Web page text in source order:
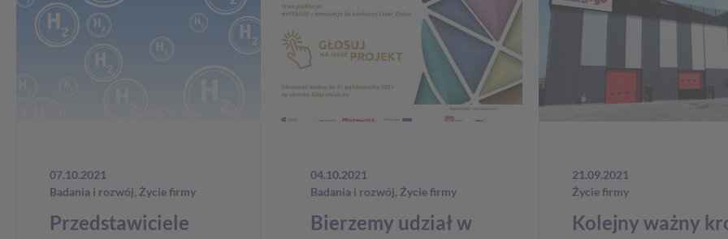
07.10.2021
Badania i rozwój,Życie firmy
Przedstawiciele
04.10.2021
Badania i rozwój,Życie firmy
Bierzemy udział w
21.09.2021
Życie firmy
Kolejny ważny